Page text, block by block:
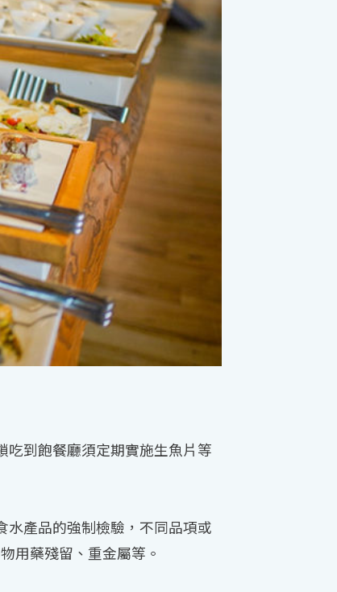
吃到飽餐廳須定期實施生魚片等
水產品的強制檢驗，不同品項或
用藥殘留、重金屬等。